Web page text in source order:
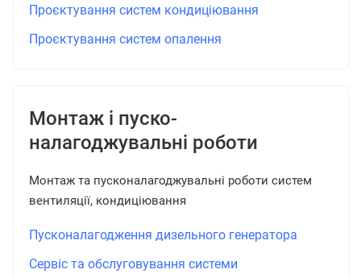
Проєктування систем кондиціювання
Проєктування систем опалення
Монтаж і пуско-
налагоджувальні роботи
Монтаж та пусконалагоджувальні роботи систем
вентиляції, кондиціювання
Пусконалагодження дизельного генератора
Сервіс та обслуговування системи